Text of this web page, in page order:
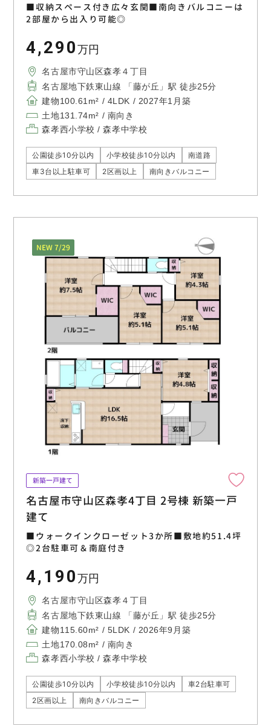
■収納スペース付き広々玄関■南向きバルコニーは
2部屋から出入り可能◎
4,290万円
名古屋市守山区森孝４丁目
名古屋地下鉄東山線 「藤が丘」駅 徒歩25分
建物100.61m² / 4LDK / 2027年1月築
土地131.74m² / 南向き
森孝西小学校 / 森孝中学校
公園徒歩10分以内 小学校徒歩10分以内
南道路
車3台以上駐車可
2区画以上 南向きバルコニー
NEW 7/29
新築一戸建て
名古屋市守山区森孝4丁目 2号棟 新築一戸
建て
■ウォークインクローゼット3か所■敷地約51.4坪
◎2台駐車可＆南庭付き
4,190万円
名古屋市守山区森孝４丁目
名古屋地下鉄東山線 「藤が丘」駅 徒歩25分
建物115.60m² / 5LDK / 2026年9月築
土地170.08m² / 南向き
森孝西小学校 / 森孝中学校
公園徒歩10分以内 小学校徒歩10分以内
車2台駐車可
2区画以上
南向きバルコニー